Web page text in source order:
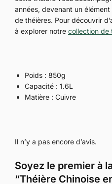
années, devenant un
de théières. Pour découvrir
à explorer notre collection de
Poids : 850g
Capacité : 1.6L
Matière : Cuivre
Il n’y a pas encore d’avis.
Soyez le premier à
“Théière Chinoise